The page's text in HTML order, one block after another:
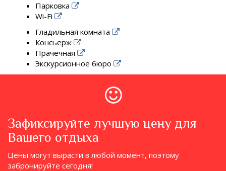
Парковка
Wi-Fi
Гладильная комната
Консьерж
Прачечная
Экскурсионное бюро
Зафиксируйте лучшую цену для
Вашего отдыха
Цены могут вырасти в любой момент, поэтому
забронируйте сегодня!